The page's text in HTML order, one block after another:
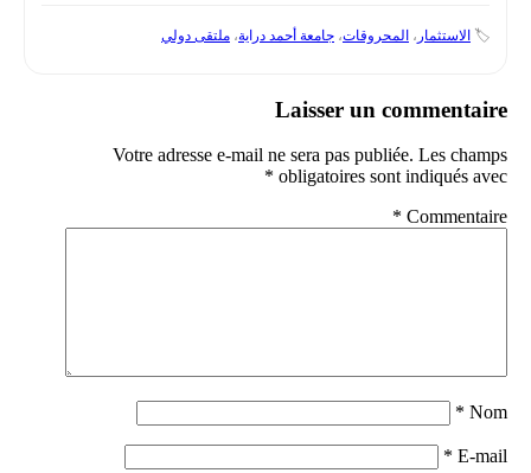
🏷️ الاستثمار ، المحروقات، جامعة أحمد دراية، ملتقى دولي
Laisser un commentaire
Votre adresse e-mail ne sera pas publiée. Les champs
obligatoires sont indiqués avec
*
Commentaire
*
Nom
*
E-mail
*